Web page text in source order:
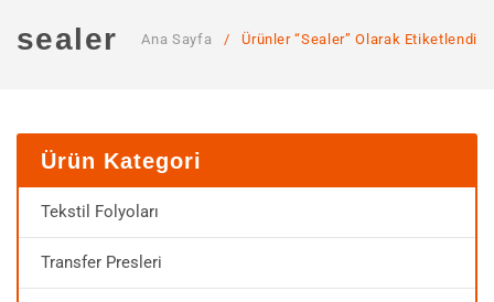
Hizmetlerimiz
MAĞAZA
SSS
sealer Ana Sayfa / Ürünler “sealer” Olarak Etiketlendi
Ürün Kategori
Tekstil Folyoları
Transfer Presleri